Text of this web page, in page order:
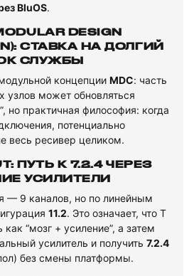
BluOS.
DESIGN
СТАВКА НА ДОЛГИЙ
СЛУЖБЫ
концепции MDC: часть
может обновляться
но практичная философия: когда
потенциально
весь ресивер целиком.
ПУТЬ К 7.2.4 ЧЕРЕЗ
УСИЛИТЕЛИ
— 9 каналов, но по линейным
11.2. Это означает, что T
“мозг + усиление”, а затем
усилитель и получить 7.2.4
без смены платформы.